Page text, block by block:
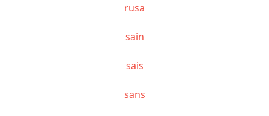
rusa
sain
sais
sans